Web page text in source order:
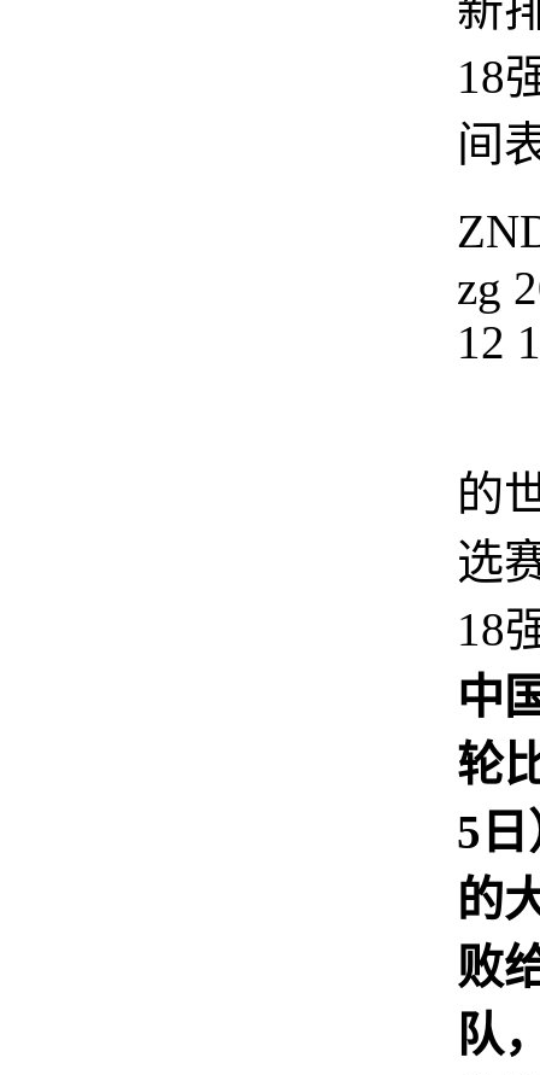
18
间
zg
12
的
选
18
中
轮
5日
的
败
队